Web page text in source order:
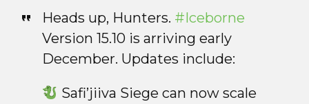
Heads up, Hunters. #Iceborne
Version 15.10 is arriving early
December. Updates include:
Safi’jiiva Siege can now scale